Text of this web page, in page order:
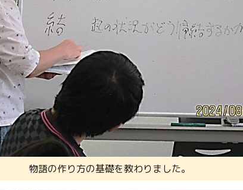
物語の作り方の基礎を教わりました。